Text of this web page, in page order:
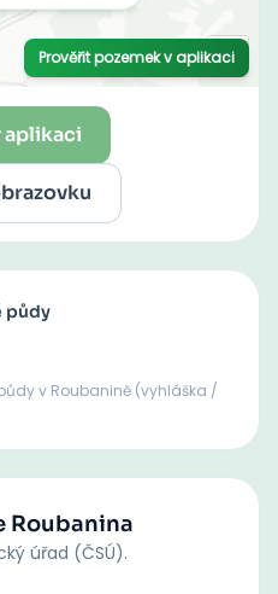
aplikaci
půdy
v Roubanině (vyhláška /
Roubanina
úřad (ČSÚ).